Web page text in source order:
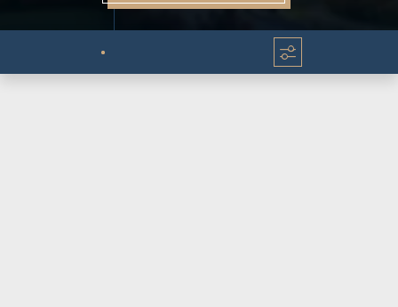
Chargement...